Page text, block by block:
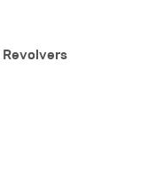
Revolvers